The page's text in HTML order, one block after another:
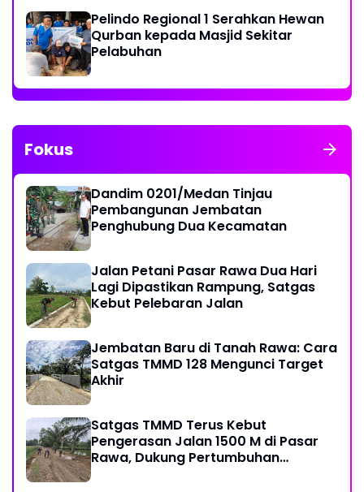
Pelindo Regional 1 Serahkan Hewan
Qurban kepada Masjid Sekitar
Pelabuhan
Fokus
Dandim 0201/Medan Tinjau
Pembangunan Jembatan
Penghubung Dua Kecamatan
Jalan Petani Pasar Rawa Dua Hari
Lagi Dipastikan Rampung, Satgas
Kebut Pelebaran Jalan
Jembatan Baru di Tanah Rawa: Cara
Satgas TMMD 128 Mengunci Target
Akhir
Satgas TMMD Terus Kebut
Pengerasan Jalan 1500 M di Pasar
Rawa, Dukung Pertumbuhan